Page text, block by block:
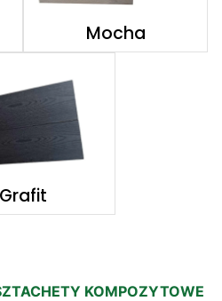
Mocha
Grafit
KOMPOZYTOWE